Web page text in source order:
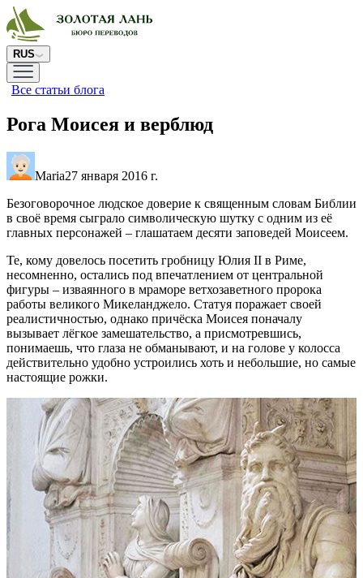
RUS
Все статьи блога
Рога Моисея и верблюд
Maria27 января 2016 г.
Безоговорочное людское доверие к священным словам Библии
в своё время сыграло символическую шутку с одним из её
главных персонажей – глашатаем десяти заповедей Моисеем.
Те, кому довелось посетить гробницу Юлия II в Риме,
несомненно, остались под впечатлением от центральной
фигуры – изваянного в мраморе ветхозаветного пророка
работы великого Микеланджело. Статуя поражает своей
реалистичностью, однако причёска Моисея поначалу
вызывает лёгкое замешательство, а присмотревшись,
понимаешь, что глаза не обманывают, и на голове у колосса
действительно удобно устроились хоть и небольшие, но самые
настоящие рожки.